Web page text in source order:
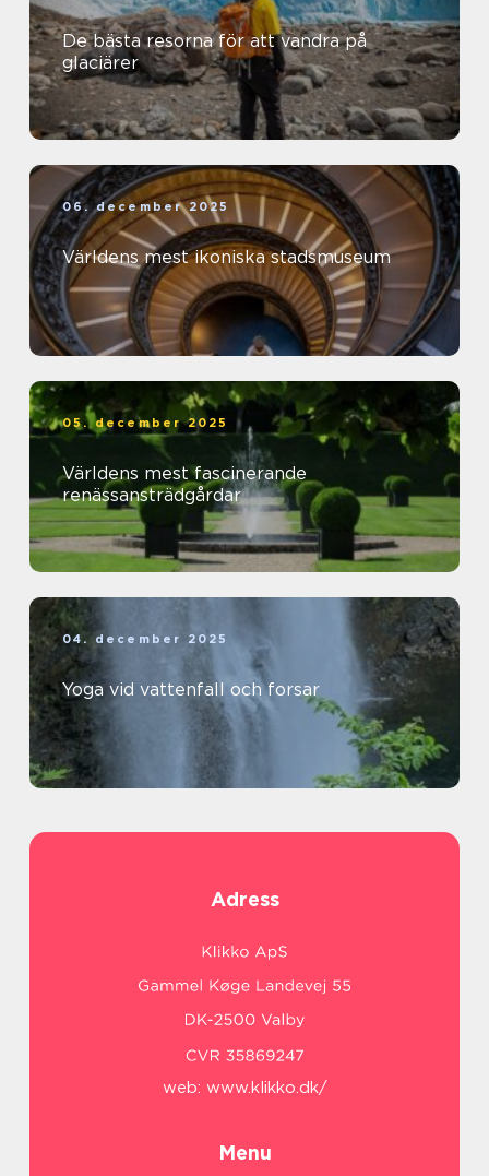
De bästa resorna för att vandra på
glaciärer
06. december 2025
Världens mest ikoniska stadsmuseum
05. december 2025
Världens mest fascinerande
renässansträdgårdar
04. december 2025
Yoga vid vattenfall och forsar
Adress
web: www.klikko.dk/
Menu